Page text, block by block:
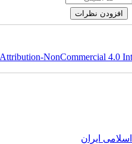
NonCommercial 4.0
ایران